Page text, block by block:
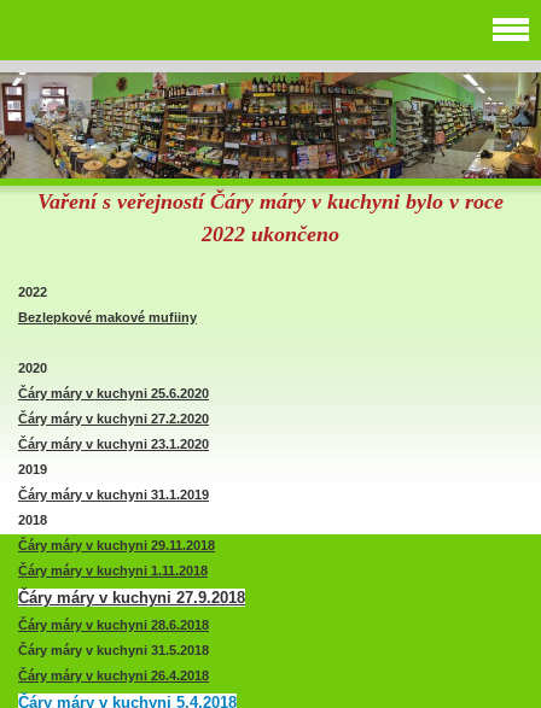
Vaření s veřejností Čáry máry v kuchyni bylo v roce
2022 ukončeno
2022
Bezlepkové makové mufiiny
2020
Čáry máry v kuchyni 25.6.2020
Čáry máry v kuchyni 27.2.2020
Čáry máry v kuchyni 23.1.2020
2019
Čáry máry v kuchyni 31.1.2019
2018
Čáry máry v kuchyni 29.11.2018
Čáry máry v kuchyni 1.11.2018
Čáry máry v kuchyni 27.9.2018
Čáry máry v kuchyni 28.6.2018
Čáry máry v kuchyni 31.5.2018
Čáry máry v kuchyni 26.4.2018
Čáry máry v kuchyni 5.4.2018